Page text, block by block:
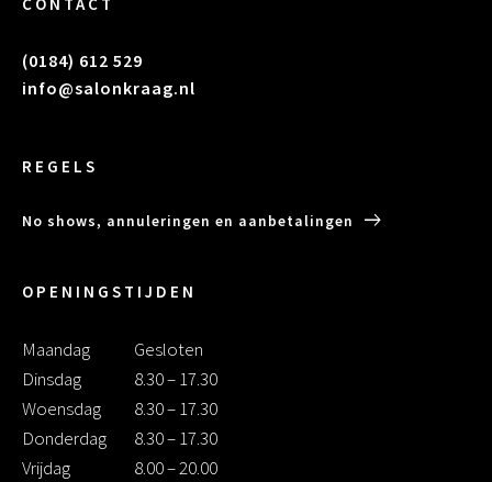
CONTACT
(0184) 612 529
info@salonkraag.nl
REGELS
No shows, annuleringen en aanbetalingen
OPENINGSTIJDEN
Maandag
Gesloten
Dinsdag
8.30 – 17.30
Woensdag
8.30 – 17.30
Donderdag
8.30 – 17.30
Vrijdag
8.00 – 20.00